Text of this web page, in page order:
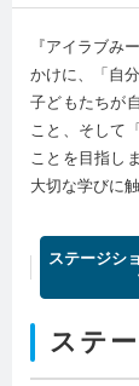
『アイラブみ
かけに、「自
子どもたちが
こと、そして
ことを目指し
大切な学びに
ステージシ
ステ